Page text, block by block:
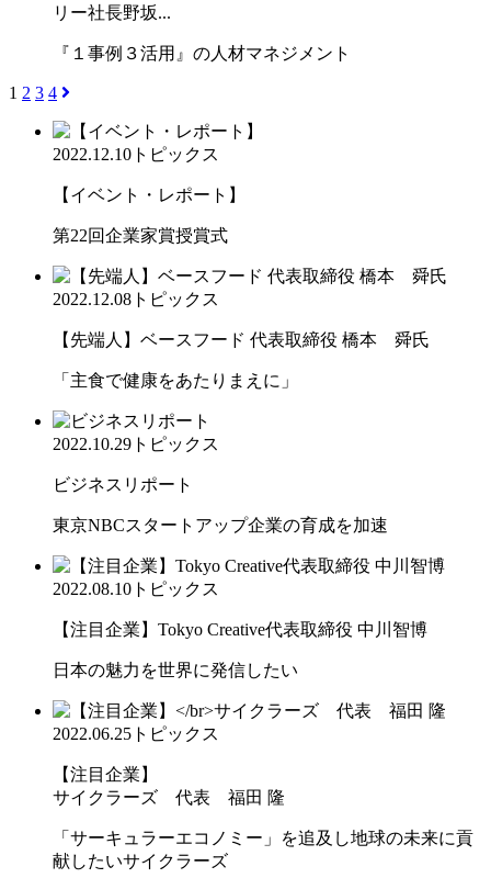
リー社長野坂...
『１事例３活用』の人材マネジメント
1 2 3 4
2022.12.10 トピックス
【イベント・レポート】
第22回企業家賞授賞式
2022.12.08 トピックス
【先端人】ベースフード 代表取締役 橋本 舜氏
「主食で健康をあたりまえに」
2022.10.29 トピックス
ビジネスリポート
東京NBCスタートアップ企業の育成を加速
2022.08.10 トピックス
【注目企業】Tokyo Creative代表取締役 中川智博
日本の魅力を世界に発信したい
2022.06.25 トピックス
【注目企業】
サイクラーズ 代表 福田 隆
「サーキュラーエコノミー」を追及し地球の未来に貢
献したいサイクラーズ